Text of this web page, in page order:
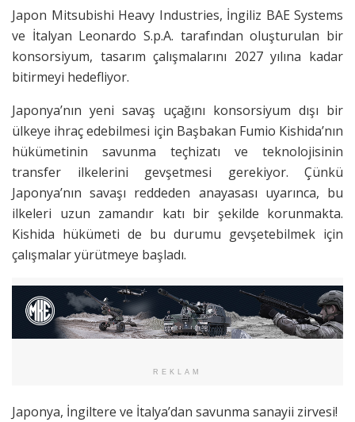
Japon Mitsubishi Heavy Industries, İngiliz BAE Systems
ve İtalyan Leonardo S.p.A. tarafından oluşturulan bir
konsorsiyum, tasarım çalışmalarını 2027 yılına kadar
bitirmeyi hedefliyor.
Japonya’nın yeni savaş uçağını konsorsiyum dışı bir
ülkeye ihraç edebilmesi için Başbakan Fumio Kishida’nın
hükümetinin savunma teçhizatı ve teknolojisinin
transfer ilkelerini gevşetmesi gerekiyor. Çünkü
Japonya’nın savaşı reddeden anayasası uyarınca, bu
ilkeleri uzun zamandır katı bir şekilde korunmakta.
Kishida hükümeti de bu durumu gevşetebilmek için
çalışmalar yürütmeye başladı.
REKLAM
Japonya, İngiltere ve İtalya’dan savunma sanayii zirvesi!